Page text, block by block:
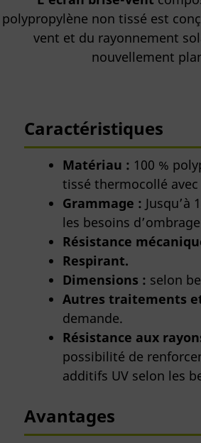
polypropylène non tissé est
vent et du rayonnement
nouvellement
Caractéristiques
Matériau : 100 %
tissé thermocollé
Grammage : Jusqu’à
les besoins
Résistance
Respirant.
Dimensions : selon
Autres traitements
demande.
Résistance aux
possibilité de
additifs UV selon les
Avantages